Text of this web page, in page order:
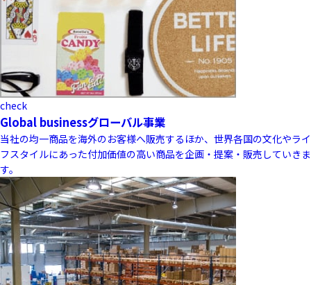
check
Global businessグローバル事業
当社の均一商品を海外のお客様へ販売するほか、世界各国の文化やライ
フスタイルにあった付加価値の高い商品を企画・提案・販売していきま
す。